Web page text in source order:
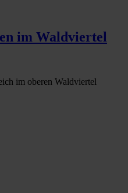
im Waldviertel
im oberen Waldviertel